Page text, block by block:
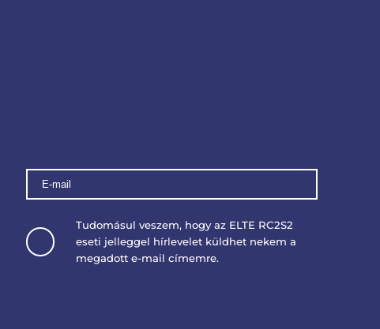
Tudomásul veszem, hogy az ELTE RC2S2
eseti jelleggel hírlevelet küldhet nekem a
megadott e-mail címemre.